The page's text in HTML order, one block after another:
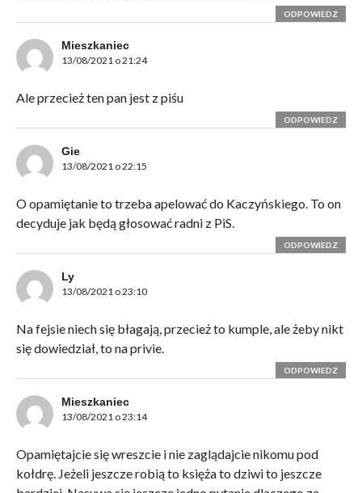
ODPOWIEDZ
Mieszkaniec
13/08/2021 o 21:24
Ale przecież ten pan jest z piśu
ODPOWIEDZ
Gie
13/08/2021 o 22:15
O opamiętanie to trzeba apelować do Kaczyńskiego. To on
decyduje jak będą głosować radni z PiS.
ODPOWIEDZ
Ly
13/08/2021 o 23:10
Na fejsie niech się błagają, przecież to kumple, ale żeby nikt
się dowiedział, to na privie.
ODPOWIEDZ
Mieszkaniec
13/08/2021 o 23:14
Opamiętajcie się wreszcie i nie zaglądajcie nikomu pod
kołdrę. Jeżeli jeszcze robią to księża to dziwi to jeszcze